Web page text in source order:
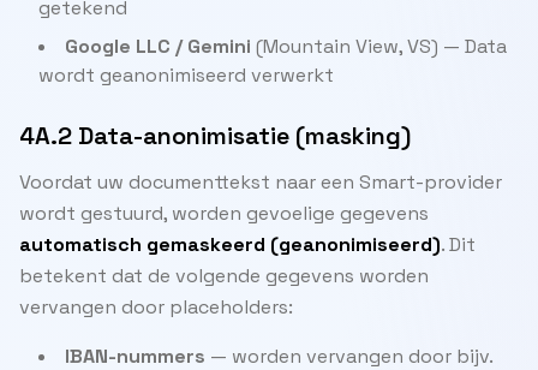
getekend
Google LLC / Gemini (Mountain View, VS) — Data
wordt geanonimiseerd verwerkt
4A.2 Data-anonimisatie (masking)
Voordat uw documenttekst naar een Smart-provider
wordt gestuurd, worden gevoelige gegevens
automatisch gemaskeerd (geanonimiseerd). Dit
betekent dat de volgende gegevens worden
vervangen door placeholders:
IBAN-nummers — worden vervangen door bijv.